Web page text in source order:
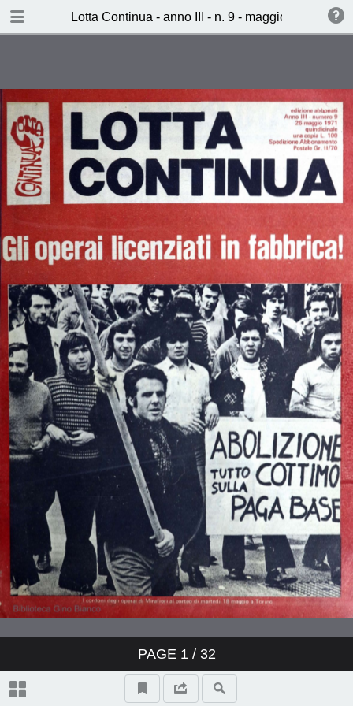
Lotta Continua - anno III - n. 9 - maggio 1971
PAGE 1/ 32
TABLE OF CONTENTS
Sabato 29 maggio, giornata di
mobilitazione
Proletari e padroni
Cronaca della lotta Fiat
I cortei ci hanno dato la libertà
Agnelli è il capo del racket
Bandiere rosse sulla Fiat
È la lotta non il voto, è la lotta che
decide
La truffa delle riforme
Meridione, agricoltura e sviluppo
capitalistico
Tra servi del padrone
Contro il padrone Olivetti
Politecnico di Torino: il pre-salario a
tutti